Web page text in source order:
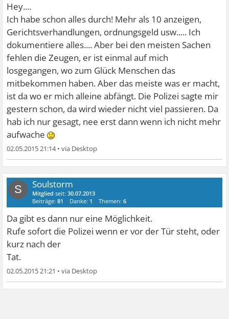
Hey....
Ich habe schon alles durch! Mehr als 10 anzeigen,
Gerichtsverhandlungen, ordnungsgeld usw..... Ich
dokumentiere alles.... Aber bei den meisten Sachen
fehlen die Zeugen, er ist einmal auf mich
losgegangen, wo zum Glück Menschen das
mitbekommen haben. Aber das meiste was er macht,
ist da wo er mich alleine abfängt. Die Polizei sagte mir
gestern schon, da wird wieder nicht viel passieren. Da
hab ich nur gesagt, nee erst dann wenn ich nicht mehr
aufwache
02.05.2015 21:14•
S Soulstorm
Mitglied seit:30.07.2013
Beiträge:81 Danke: 1 Themen:6
Da gibt es dann nur eine Möglichkeit.
Rufe sofort die Polizei wenn er vor der Tür steht, oder
kurz nach der
Tat.
02.05.2015 21:21 •